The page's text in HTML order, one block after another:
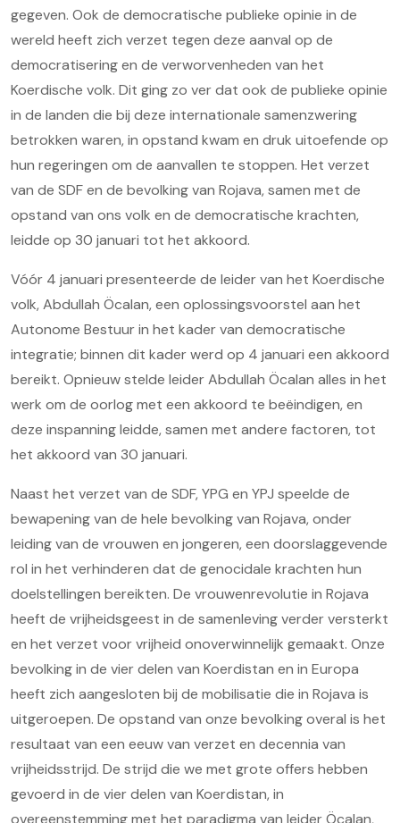
gegeven. Ook de democratische publieke opinie in de
wereld heeft zich verzet tegen deze aanval op de
democratisering en de verworvenheden van het
Koerdische volk. Dit ging zo ver dat ook de publieke opinie
in de landen die bij deze internationale samenzwering
betrokken waren, in opstand kwam en druk uitoefende op
hun regeringen om de aanvallen te stoppen. Het verzet
van de SDF en de bevolking van Rojava, samen met de
opstand van ons volk en de democratische krachten,
leidde op 30 januari tot het akkoord.
Vóór 4 januari presenteerde de leider van het Koerdische
volk, Abdullah Öcalan, een oplossingsvoorstel aan het
Autonome Bestuur in het kader van democratische
integratie; binnen dit kader werd op 4 januari een akkoord
bereikt. Opnieuw stelde leider Abdullah Öcalan alles in het
werk om de oorlog met een akkoord te beëindigen, en
deze inspanning leidde, samen met andere factoren, tot
het akkoord van 30 januari.
Naast het verzet van de SDF, YPG en YPJ speelde de
bewapening van de hele bevolking van Rojava, onder
leiding van de vrouwen en jongeren, een doorslaggevende
rol in het verhinderen dat de genocidale krachten hun
doelstellingen bereikten. De vrouwenrevolutie in Rojava
heeft de vrijheidsgeest in de samenleving verder versterkt
en het verzet voor vrijheid onoverwinnelijk gemaakt. Onze
bevolking in de vier delen van Koerdistan en in Europa
heeft zich aangesloten bij de mobilisatie die in Rojava is
uitgeroepen. De opstand van onze bevolking overal is het
resultaat van een eeuw van verzet en decennia van
vrijheidsstrijd. De strijd die we met grote offers hebben
gevoerd in de vier delen van Koerdistan, in
overeenstemming met het paradigma van leider Öcalan,